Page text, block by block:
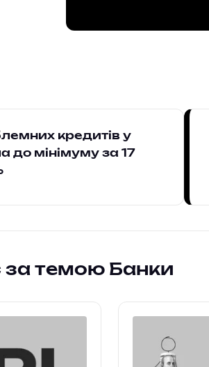
кредитів у
до мінімуму за 17
за темою Банки